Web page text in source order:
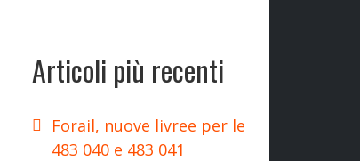
Articoli più recenti
Forail, nuove livree per le
483 040 e 483 041